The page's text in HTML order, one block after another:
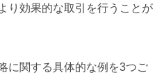
り効果的な取引を行うことが
に関する具体的な例を3つご